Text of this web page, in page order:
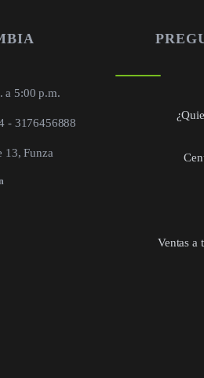
a 5:00 p.m.
- 3176456888
13, Funza
Ventas a